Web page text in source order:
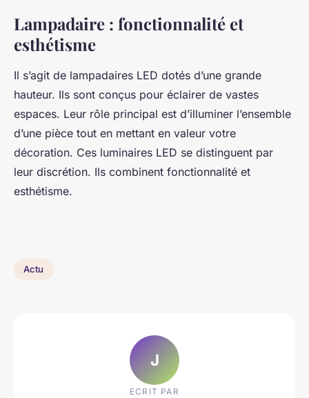
Lampadaire : fonctionnalité et
esthétisme
Il s’agit de lampadaires LED dotés d’une grande
hauteur. Ils sont conçus pour éclairer de vastes
espaces. Leur rôle principal est d’illuminer l’ensemble
d’une pièce tout en mettant en valeur votre
décoration. Ces luminaires LED se distinguent par
leur discrétion. Ils combinent fonctionnalité et
esthétisme.
Actu
J
ECRIT PAR